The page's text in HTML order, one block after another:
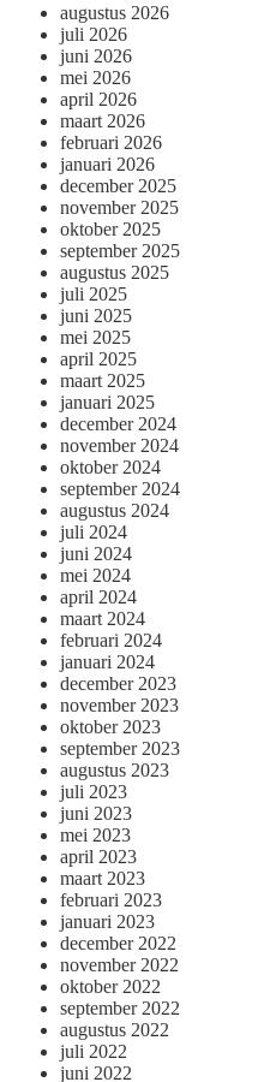
augustus 2026
juli 2026
juni 2026
mei 2026
april 2026
maart 2026
februari 2026
januari 2026
december 2025
november 2025
oktober 2025
september 2025
augustus 2025
juli 2025
juni 2025
mei 2025
april 2025
maart 2025
januari 2025
december 2024
november 2024
oktober 2024
september 2024
augustus 2024
juli 2024
juni 2024
mei 2024
april 2024
maart 2024
februari 2024
januari 2024
december 2023
november 2023
oktober 2023
september 2023
augustus 2023
juli 2023
juni 2023
mei 2023
april 2023
maart 2023
februari 2023
januari 2023
december 2022
november 2022
oktober 2022
september 2022
augustus 2022
juli 2022
juni 2022